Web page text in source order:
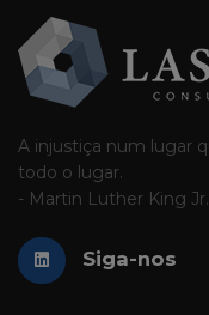
A injustiça num lugar
todo o lugar.
- Martin Luther King Jr.
Siga-nos